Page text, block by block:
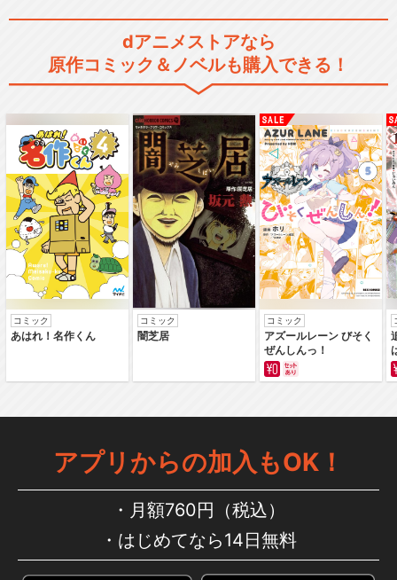
Yes！プリキュア5GoGo！
フレッシュプリキュア！
ハートキャッチプリキュア！
スイートプリキュア♪
スマイルプリキュア！
dアニメストアなら
原作コミック＆ノベルも購入できる！
コミック
あはれ！名作くん
コミック
闇芝居
コミック
アズールレーン びそく
ぜんしんっ！
アプリからの加入もOK！
月額760円（税込）
はじめてなら14日無料